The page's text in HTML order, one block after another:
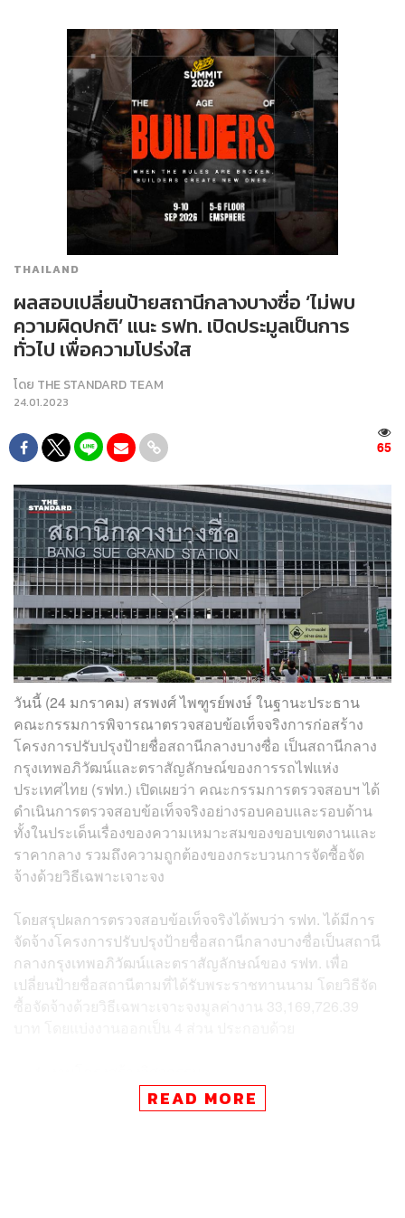
THAILAND
ผลสอบเปลี่ยนป้ายสถานีกลางบางซื่อ ‘ไม่พบ
ความผิดปกติ’ แนะ รฟท. เปิดประมูลเป็นการ
ทั่วไป เพื่อความโปร่งใส
โดย THE STANDARD TEAM
24.01.2023
65
วันนี้ (24 มกราคม) สรพงศ์ ไพฑูรย์พงษ์ ในฐานะประธาน
คณะกรรมการพิจารณาตรวจสอบข้อเท็จจริงการก่อสร้าง
โครงการปรับปรุงป้ายชื่อสถานีกลางบางซื่อ เป็นสถานีกลาง
กรุงเทพอภิวัฒน์และตราสัญลักษณ์ของการรถไฟแห่ง
ประเทศไทย (รฟท.) เปิดเผยว่า คณะกรรมการตรวจสอบฯ ได้
ดำเนินการตรวจสอบข้อเท็จจริงอย่างรอบคอบและรอบด้าน
ทั้งในประเด็นเรื่องของความเหมาะสมของขอบเขตงานและ
ราคากลาง รวมถึงความถูกต้องของกระบวนการจัดซื้อจัด
จ้างด้วยวิธีเฉพาะเจาะจง
โดยสรุปผลการตรวจสอบข้อเท็จจริงได้พบว่า รฟท. ได้มีการ
จัดจ้างโครงการปรับปรุงป้ายชื่อสถานีกลางบางซื่อเป็นสถานี
กลางกรุงเทพอภิวัฒน์และตราสัญลักษณ์ของ รฟท. เพื่อ
เปลี่ยนป้ายชื่อสถานีตามที่ได้รับพระราชทานนาม โดยวิธีจัด
ซื้อจัดจ้างด้วยวิธีเฉพาะเจาะจงมูลค่างาน 33,169,726.39
งานสถาปัตยกรรม
งานออกแบบรายละเอียดพร้อมรายการคำนวณ
READ MORE